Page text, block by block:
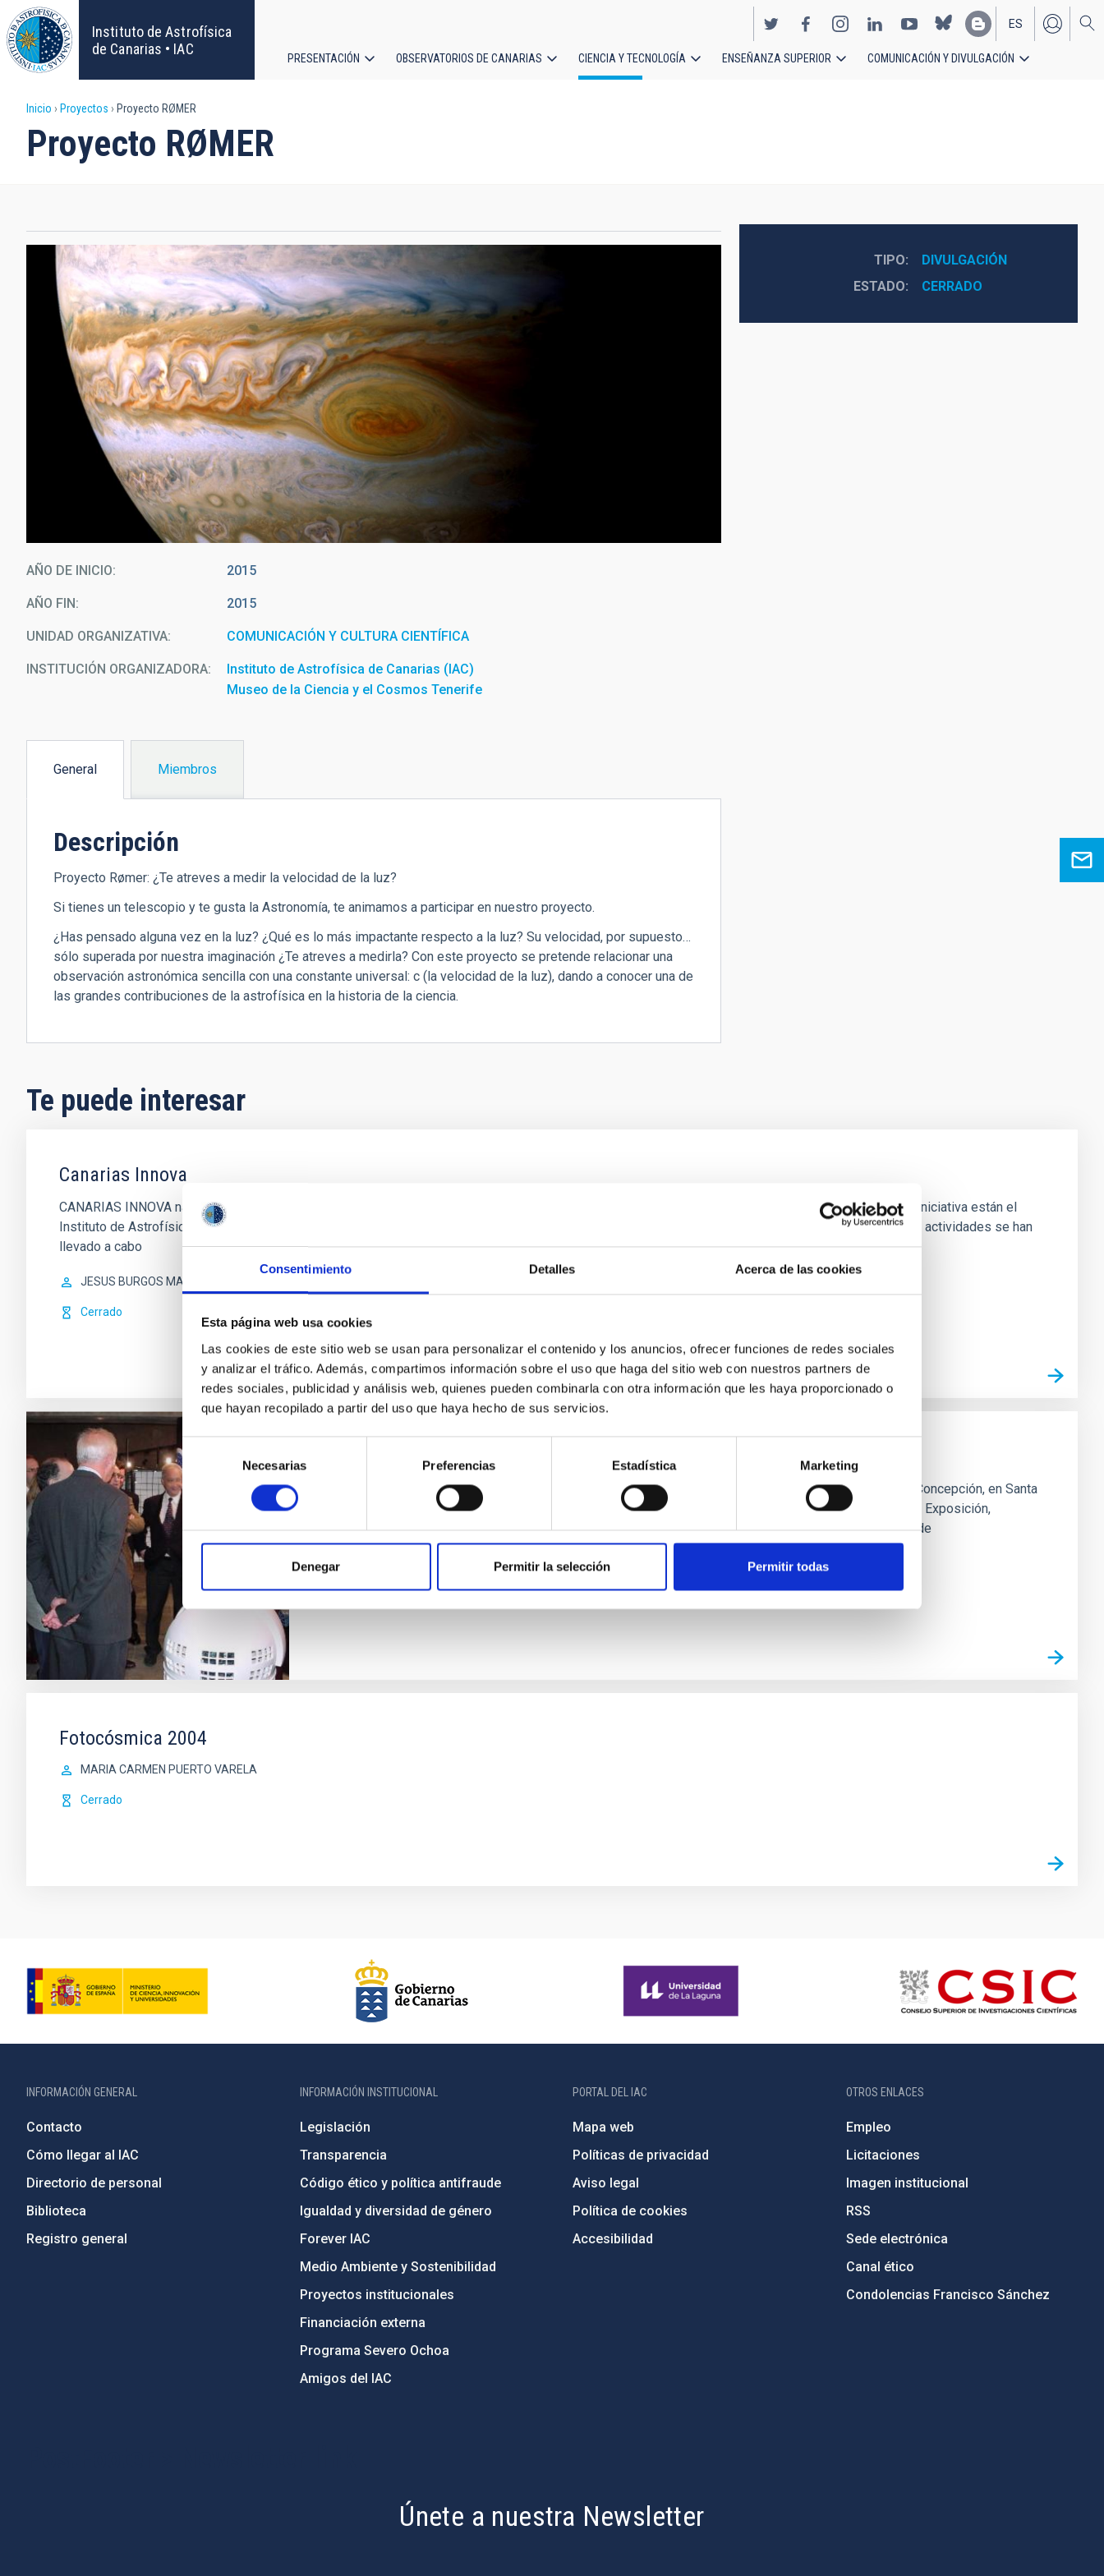
Consentimiento Detalles Acerca de las cookies
Esta página web usa cookies
Las cookies de este sitio web se usan para personalizar el contenido y los anuncios, ofrecer funciones de redes sociales
y analizar el tráfico. Además, compartimos información sobre el uso que haga del sitio web con nuestros partners de
redes sociales, publicidad y análisis web, quienes pueden combinarla con otra información que les haya proporcionado o
que hayan recopilado a partir del uso que haya hecho de sus servicios.
Selección
de
consentimiento
Necesarias Preferencias Estadística Marketing
Denegar Permitir la selección Permitir todas
Pasar
al
contenido
principal
Instituto de Astrofísica
de Canarias • IAC
EN
ES
PRESENTACIÓN OBSERVATORIOS DE CANARIAS CIENCIA Y TECNOLOGÍA ENSEÑANZA SUPERIOR COMUNICACIÓN Y DIVULGACIÓN
Sobrescribir
enlaces
ayuda
navegación
Inicio Proyectos Proyecto RØMER
Proyecto RØMER
AÑO DE INICIO 2015
AÑO FIN 2015
UNIDAD ORGANIZATIVA COMUNICACIÓN Y CULTURA CIENTÍFICA
INSTITUCIÓN ORGANIZADORA
Instituto de Astrofísica de Canarias (IAC)
Museo de la Ciencia y el Cosmos Tenerife
General
Miembros
Descripción
Proyecto Rømer: ¿Te atreves a medir la velocidad de la luz?
Si tienes un telescopio y te gusta la Astronomía, te animamos a participar en nuestro proyecto.
¿Has pensado alguna vez en la luz? ¿Qué es lo más impactante respecto a la luz? Su velocidad, por supuesto…
sólo superada por nuestra imaginación ¿Te atreves a medirla? Con este proyecto se pretende relacionar una
observación astronómica sencilla con una constante universal: c (la velocidad de la luz), dando a conocer una de
las grandes contribuciones de la astrofísica en la historia de la ciencia.
TIPO
DIVULGACIÓN
ESTADO
CERRADO
Te puede interesar
Canarias Innova
CANARIAS INNOVA nace el 2 de julio del año 2000 como un programa semanal de radio sobre ciencia y tecnología para toda Canarias. Detrás de esta iniciativa están el
Instituto de Astrofísica de Canarias (IAC) y Radio Nacional de España en Canarias (RNE). En sus más de seis años en antena muchas otras iniciativas y actividades se han
llevado a cabo
JESUS BURGOS MARTIN
Cerrado
20 años de Astronomía en Canarias
El próximo martes, 16 de noviembre, a las 13:30h, en el antiguo Convento Franciscano de la Inmaculada Concepción, en Santa
Cruz de La Palma Inauguración de la exposición "20 años de Astronomía en La Palma" 12 Nov. 1999 Esta Exposición,
organizada por el Instituto de Astrofísica de Canarias con la financiación de la Comisión Interministerial de
MARIA CARMEN PUERTO VARELA
Cerrado
Fotocósmica 2004
MARIA CARMEN PUERTO VARELA
Cerrado
INFORMACIÓN GENERAL
Contacto
Cómo llegar al IAC
Directorio de personal
Biblioteca
Registro general
INFORMACIÓN INSTITUCIONAL
Legislación
Transparencia
Código ético y política antifraude
Igualdad y diversidad de género
Forever IAC
Medio Ambiente y Sostenibilidad
Proyectos institucionales
Financiación externa
Programa Severo Ochoa
Amigos del IAC
PORTAL DEL IAC
Mapa web
Políticas de privacidad
Aviso legal
Política de cookies
Accesibilidad
OTROS ENLACES
Empleo
Licitaciones
Imagen institucional
RSS
Sede electrónica
Canal ético
Condolencias Francisco Sánchez
Únete a nuestra Newsletter